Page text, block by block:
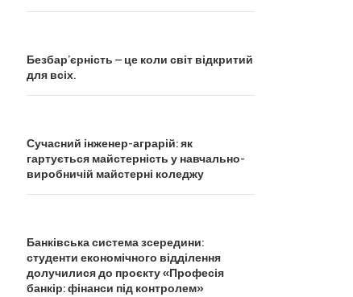
Безбар’єрність – це коли світ відкритий
для всіх.
Сучасний інженер-аграрій: як
гартується майстерність у навчально-
виробничій майстерні коледжу
Банківська система зсередини:
студенти економічного відділення
долучилися до проєкту «Професія
банкір: фінанси під контролем»